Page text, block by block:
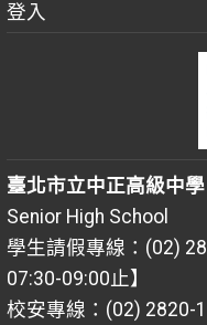
登入
臺北市立中正高級中學
Senior High School
學生請假專線：(02)
07:30-09:00止】
校安專線：(02) 2820-